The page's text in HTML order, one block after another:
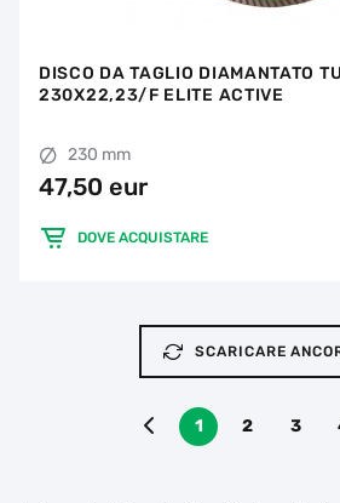
DISCO DA TAGLIO DIAMANTATO
230X22,23/F ELITE ACTIVE
230 mm
47,50 eur
DOVE ACQUISTARE
SCARICARE
1 2 3